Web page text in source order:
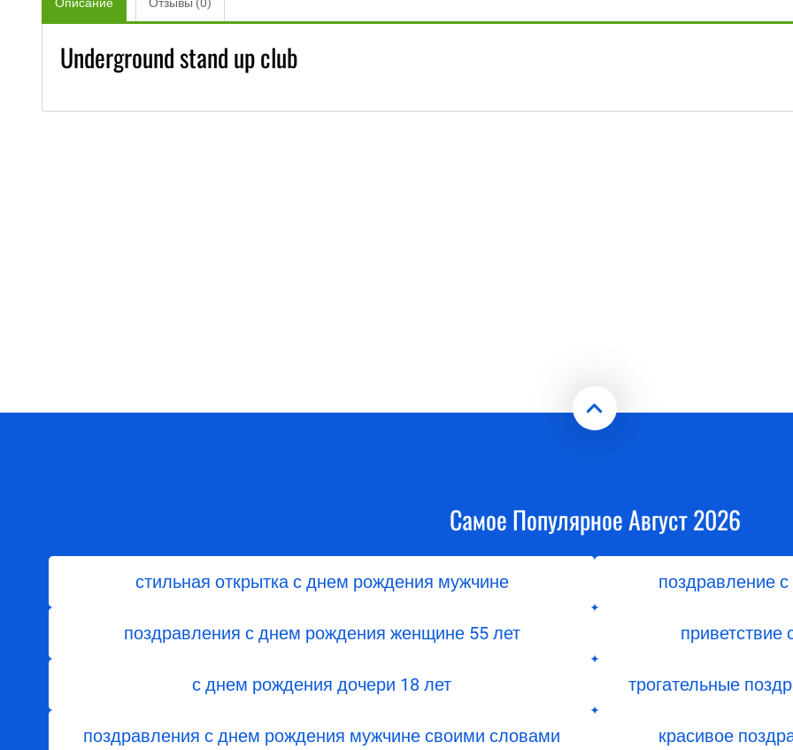
Underground stand up club
Самое Популярное Август 2026
стильная открытка с днем рождения мужчине поздравление
поздравления с днем ​​рождения женщине 55 лет приветствие
с днем ​​рождения дочери 18 лет трогательные
поздравления с днем рождения мужчине своими словами красивое